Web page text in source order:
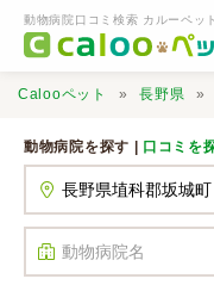
動物病院口コミ検索 カルーペット
Calooペット 長野県
動物病院を探す | 口コミを